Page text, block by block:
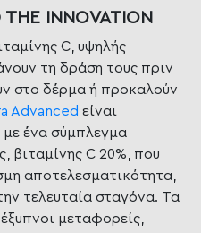
THE INNOVATION
C, υψηλής
τη δράση τους πριν
στο δέρμα ή προκαλούν
Advanced είναι
με ένα σύμπλεγμα
βιταμίνης C 20%, που
αποτελεσματικότητα,
τελευταία σταγόνα. Τα
μεταφορείς,